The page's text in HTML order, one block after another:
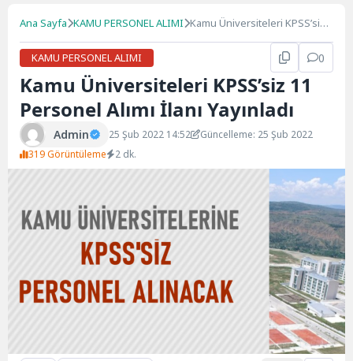
Ana Sayfa KAMU PERSONEL ALIMI Kamu Üniversiteleri KPSS’siz
KAMU PERSONEL ALIMI 0
Kamu Üniversiteleri KPSS’siz 11
Personel Alımı İlanı Yayınladı
Admin 25 Şub 2022 14:52
Güncelleme: 25 Şub 2022
319 Görüntüleme
2 dk.